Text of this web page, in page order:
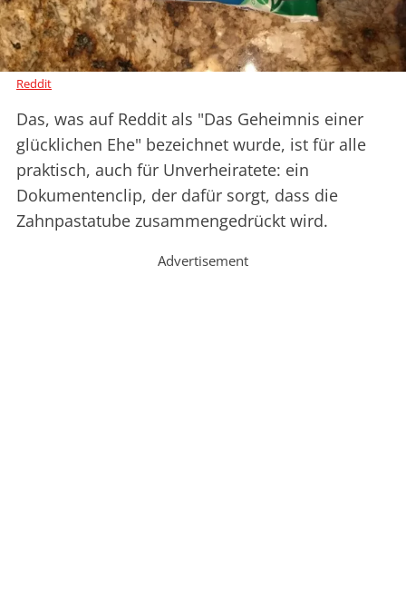
Reddit
Das, was auf Reddit als "Das Geheimnis einer
glücklichen Ehe" bezeichnet wurde, ist für alle
praktisch, auch für Unverheiratete: ein
Dokumentenclip, der dafür sorgt, dass die
Zahnpastatube zusammengedrückt wird.
Advertisement